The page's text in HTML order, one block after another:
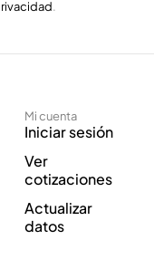
.
Mi cuenta
Iniciar sesión
Ver
cotizaciones
Actualizar
datos